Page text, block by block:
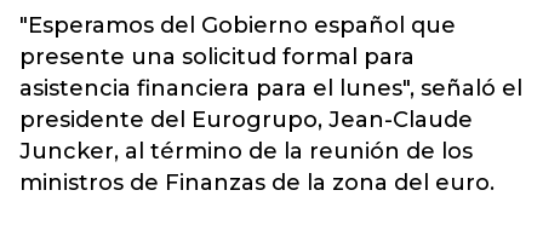
"Esperamos del Gobierno español que
presente una solicitud formal para
asistencia financiera para el lunes", señaló el
presidente del Eurogrupo, Jean-Claude
Juncker, al término de la reunión de los
ministros de Finanzas de la zona del euro.